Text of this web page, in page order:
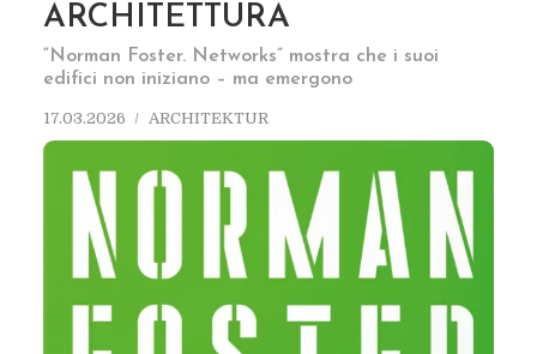
ARCHITETTURA
“Norman Foster. Networks” mostra che i suoi
edifici non iniziano – ma emergono
17.03.2026 ARCHITEKTUR